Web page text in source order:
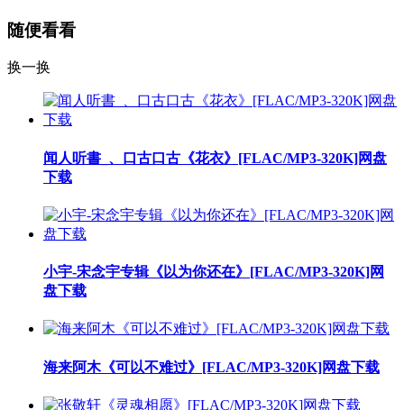
随便看看
换一换
闻人听書_、口古口古《花衣》[FLAC/MP3-320K]网盘
下载
小宇-宋念宇专辑《以为你还在》[FLAC/MP3-320K]网
盘下载
海来阿木《可以不难过》[FLAC/MP3-320K]网盘下载